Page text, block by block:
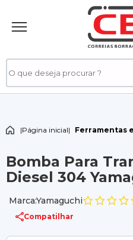
|Página inicial| Ferramentas
Bomba Para
Diesel 304
Marca:Yamaguchi
Compatilhar